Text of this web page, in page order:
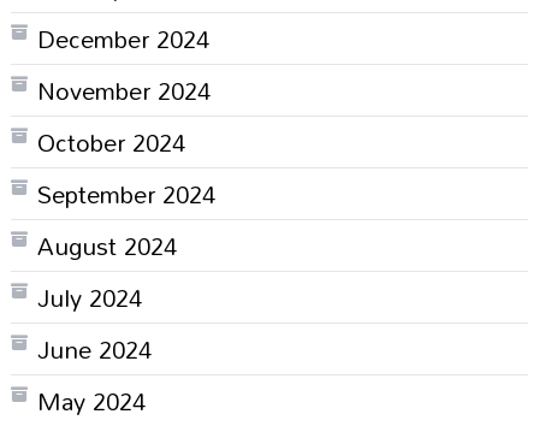
December 2024
November 2024
October 2024
September 2024
August 2024
July 2024
June 2024
May 2024